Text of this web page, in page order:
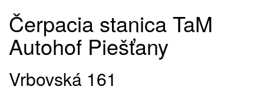
Čerpacia stanica TaM
Autohof Piešťany
Vrbovská 161